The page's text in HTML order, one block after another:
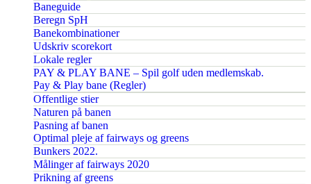
Baneguide
Beregn SpH
Banekombinationer
Udskriv scorekort
Lokale regler
PAY & PLAY BANE – Spil golf uden medlemskab.
Pay & Play bane (Regler)
Offentlige stier
Naturen på banen
Pasning af banen
Optimal pleje af fairways og greens
Bunkers 2022.
Målinger af fairways 2020
Prikning af greens